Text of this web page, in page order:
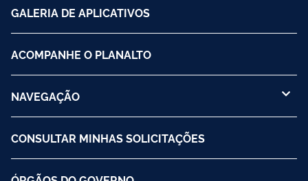
GALERIA DE APLICATIVOS
ACOMPANHE O PLANALTO
NAVEGAÇÃO
CONSULTAR MINHAS SOLICITAÇÕES